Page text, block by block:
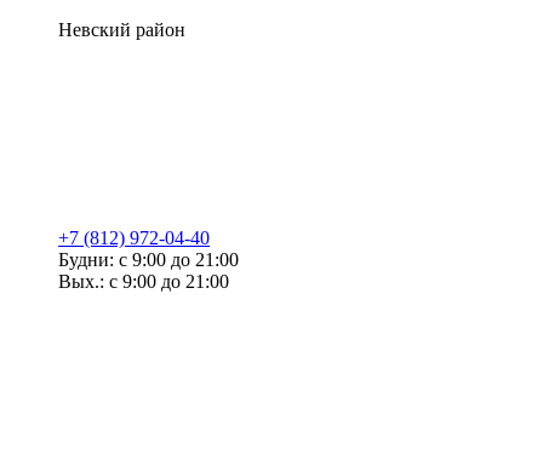
Невский район
+7 (812) 972-04-40
Будни: с 9:00 до 21:00
Вых.: с 9:00 до 21:00